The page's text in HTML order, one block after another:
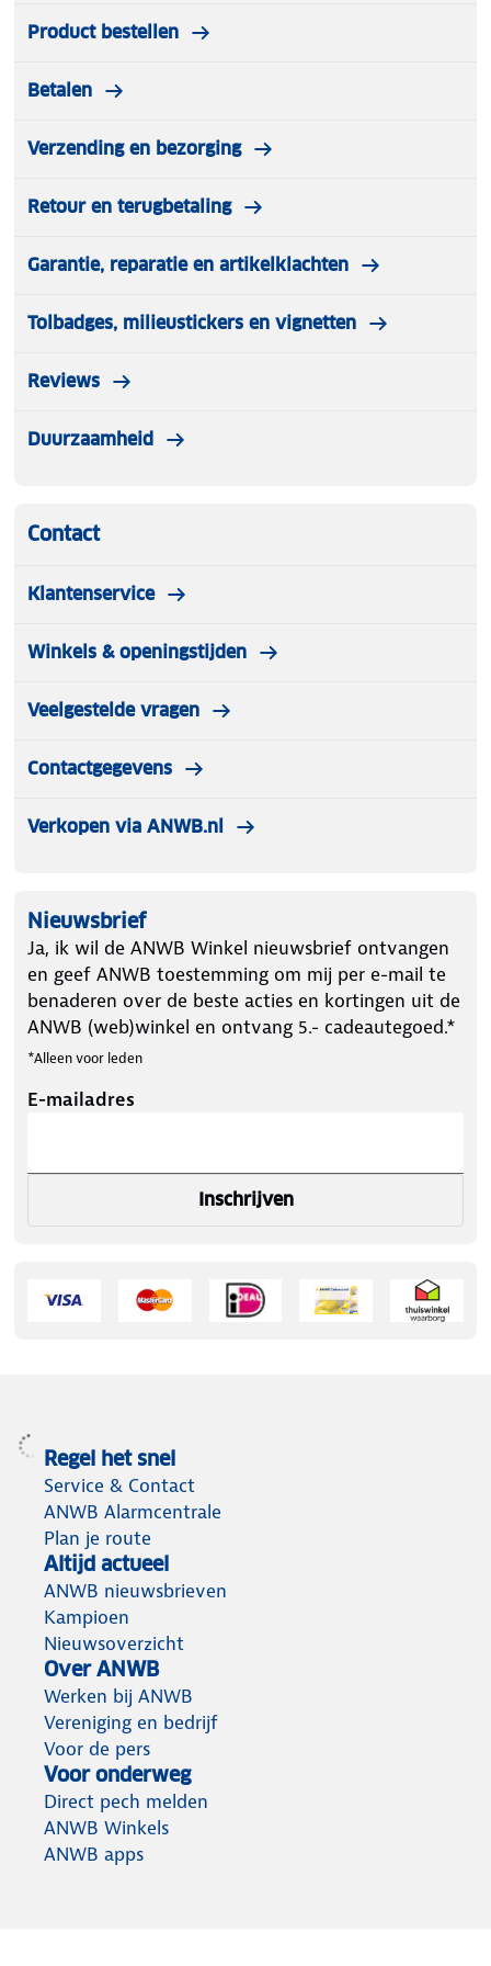
wandeltochten en activiteiten die aansluiten bij
aankomst, vervoer, gebruik van tijd en geld,
woorden en uitdrukkingen, toegankelijkheid en
Product bestellen
Betalen
Verzending en bezorging
Retour en terugbetaling
Garantie, reparatie en artikelklachten
Tolbadges, milieustickers en vignetten
Reviews
Duurzaamheid
Contact
Klantenservice
Winkels & openingstijden
Veelgestelde vragen
Contactgegevens
Verkopen via ANWB.nl
Nieuwsbrief
Ja, ik wil de ANWB Winkel nieuwsbrief ontvangen
en geef ANWB toestemming om mij per e-mail te
benaderen over de beste acties en kortingen uit de
ANWB (web)winkel en ontvang 5.- cadeautegoed.*
*Alleen voor leden
E-mailadres
Inschrijven
Regel het snel
Service & Contact
ANWB Alarmcentrale
Plan je route
Altijd actueel
ANWB nieuwsbrieven
Kampioen
Nieuwsoverzicht
Over ANWB
Werken bij ANWB
Vereniging en bedrijf
Voor de pers
Voor onderweg
Direct pech melden
ANWB Winkels
ANWB apps